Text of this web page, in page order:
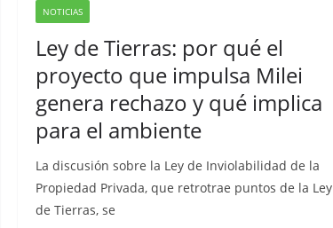
NOTICIAS
Ley de Tierras: por qué el
proyecto que impulsa Milei
genera rechazo y qué implica
para el ambiente
La discusión sobre la Ley de Inviolabilidad de la
Propiedad Privada, que retrotrae puntos de la Ley
de Tierras, se